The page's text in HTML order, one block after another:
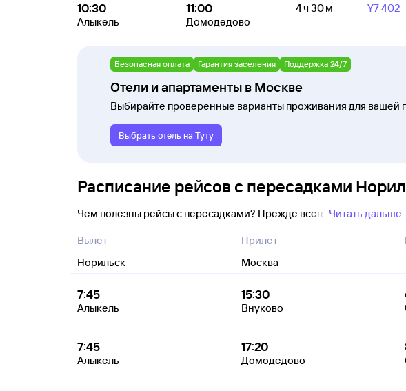
10:30
Алыкель
11:00
Домодедово
4 ч 30 м Y7 402
Безопасная оплата Гарантия заселения Поддержка 24/7
Отели и апартаменты в Москве
Выбирайте проверенные варианты проживания для вашей
Выбрать отель на Туту
Расписание рейсов с пересадками
Чем полезны рейсы с пересадками? Прежде всего Читать дальше
Вылет
Норильск
Прилет
Москва
7:45
Алыкель
15:30
Внуково
7:45
Алыкель
17:20
Домодедово